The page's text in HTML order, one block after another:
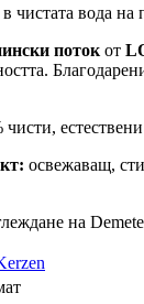
чистата вода
поток от
освежаващ,
на